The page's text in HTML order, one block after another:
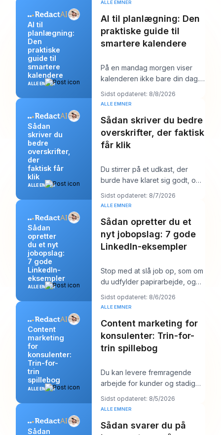
AI til
planlægning:
Den
praktiske
guide til
smartere
kalendere
ALLE EMNER
ALLE EMNER
AI til planlægning: Den
praktiske guide til
smartere kalendere
På en mandag morgen viser
kalenderen ikke bare din dag.
Den begynder at forhandle
med den. Du har én
Sidst opdateret: 8/8/2026
Sådan
skriver du
bedre
overskrifter,
der
faktisk får
klik
ALLE EMNER
ALLE EMNER
Sådan skriver du bedre
overskrifter, der faktisk
får klik
Du stirrer på et udkast, der
burde have klaret sig godt, og
overskriften er sandsynligvis
det første
Sidst opdateret: 8/7/2026
Sådan
opretter
du et nyt
jobopslag:
7 gode
LinkedIn-
eksempler
ALLE EMNER
ALLE EMNER
Sådan opretter du et
nyt jobopslag: 7 gode
LinkedIn-eksempler
Stop med at slå job op, som om
du udfylder papirarbejde, og
begynd at skrive dem, som om
du prøver a
Sidst opdateret: 8/6/2026
Content
marketing
for
konsulenter:
Trin-for-
trin
spillebog
ALLE EMNER
ALLE EMNER
Content marketing for
konsulenter: Trin-for-
trin spillebog
Du kan levere fremragende
arbejde for kunder og stadig
føle dig mærkeligt usynlig
online. Arbejdet b
Sidst opdateret: 8/5/2026
Sådan
ALLE EMNER
Sådan svarer du på